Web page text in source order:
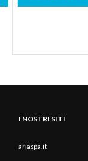
I NOSTRI SITI
ariaspa.it